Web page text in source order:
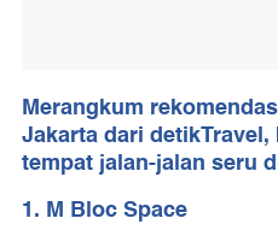
Merangkum
Jakarta dari detikTravel,
tempat jalan-jalan seru
1. M Bloc Space